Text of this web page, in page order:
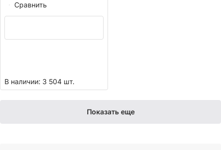
Сравнить
В наличии: 3 504 шт.
Показать еще